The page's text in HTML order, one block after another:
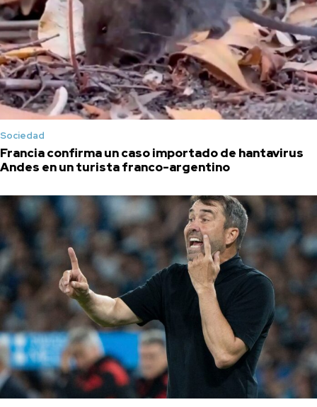
Sociedad
Francia confirma un caso importado de hantavirus
Andes en un turista franco-argentino